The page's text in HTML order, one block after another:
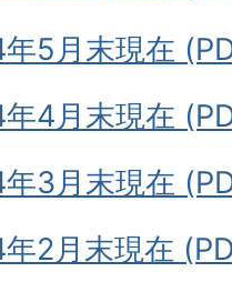
5月末現在
4月末現在
3月末現在
2月末現在